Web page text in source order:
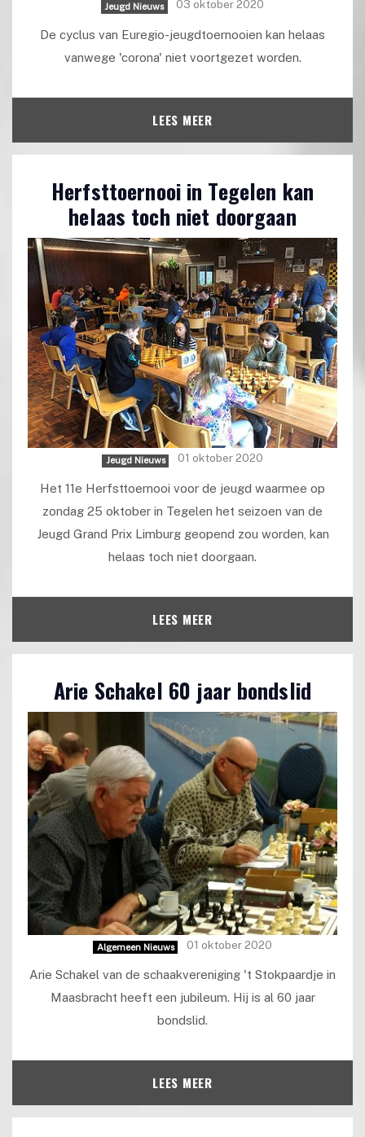
Jeugd Nieuws 03 oktober 2020
De cyclus van Euregio-jeugdtoernooien kan helaas
vanwege 'corona' niet voortgezet worden.
LEES MEER
Herfsttoernooi in Tegelen kan
helaas toch niet doorgaan
Jeugd Nieuws 01 oktober 2020
Het 11e Herfsttoernooi voor de jeugd waarmee op
zondag 25 oktober in Tegelen het seizoen van de
Jeugd Grand Prix Limburg geopend zou worden, kan
helaas toch niet doorgaan.
LEES MEER
Arie Schakel 60 jaar bondslid
Algemeen Nieuws 01 oktober 2020
Arie Schakel van de schaakvereniging 't Stokpaardje in
Maasbracht heeft een jubileum. Hij is al 60 jaar
bondslid.
LEES MEER